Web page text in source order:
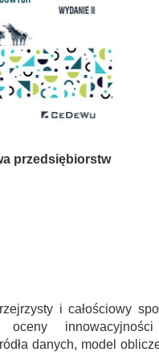
przedsiębiorstw
i całościowy
oceny
danych, model